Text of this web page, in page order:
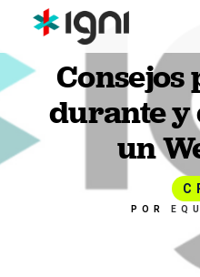
Consejos
durante y
un
POR